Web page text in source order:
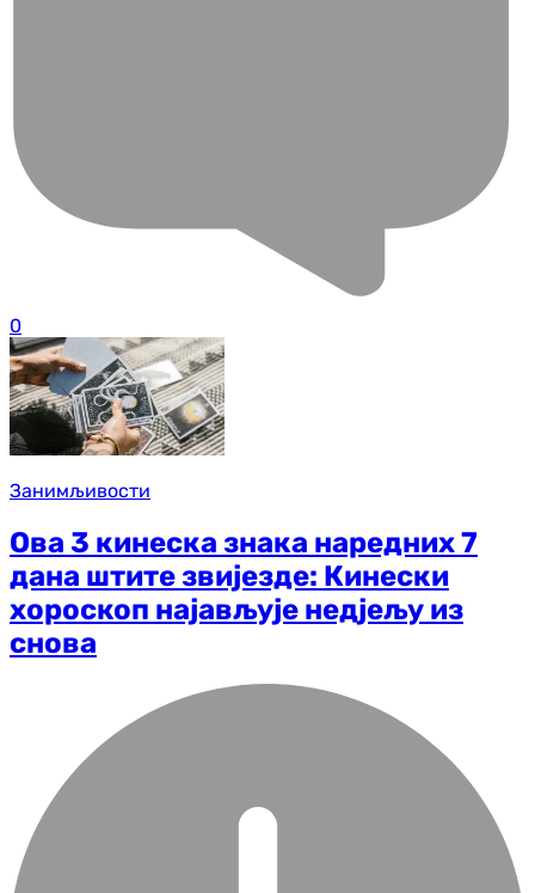
0
Занимљивости
Ова 3 кинеска знака наредних 7
дана штите звијезде: Кинески
хороскоп најављује недјељу из
снова